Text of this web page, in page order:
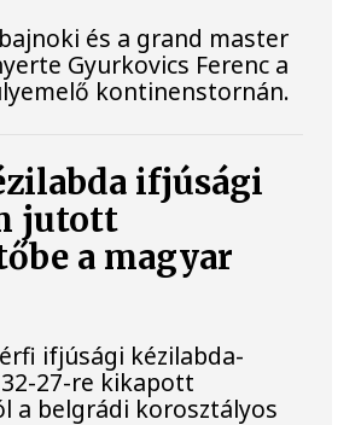
és a grand master
Gyurkovics Ferenc a
kontinenstornán.
ifjúsági
jutott
a magyar
ifjúsági kézilabda-
27-re kikapott
a belgrádi korosztályos